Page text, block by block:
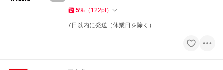
5% （ 122pt）
7日以内に発送（休業日を除く）